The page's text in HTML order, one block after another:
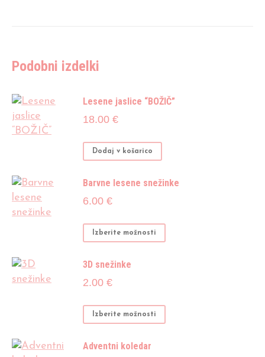
Podobni izdelki
Lesene jaslice “BOŽIČ”
18.00 €
Dodaj v košarico
Barvne lesene snežinke
6.00 €
Izberite možnosti
izdelek
Možnosti
3D snežinke
2.00 €
Izberite možnosti
izdelek
Adventni koledar